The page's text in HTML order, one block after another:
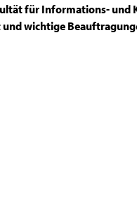
für Informations-
wichtige